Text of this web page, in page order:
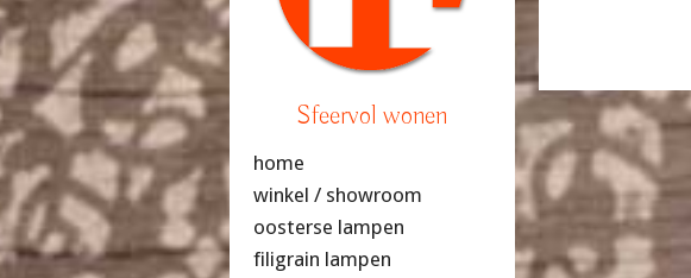
Sfeervol wonen
home
winkel / showroom
oosterse lampen
filigrain lampen